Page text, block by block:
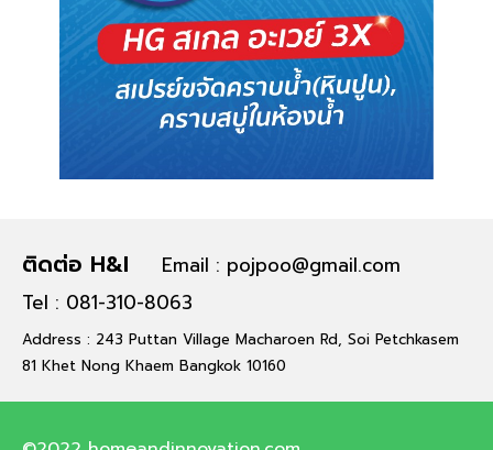
ติดต่อ H&I
Email : pojpoo@gmail.com
Tel : 081-310-8063
Address : 243 Puttan Village Macharoen Rd, Soi Petchkasem
81 Khet Nong Khaem Bangkok 10160